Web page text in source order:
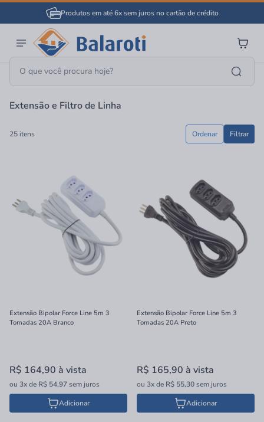
Produtos em até 6x sem juros no cartão de crédito
Página Inicial Material Elétrico
Extensão e Filtro de Linha
25 itens Filtrar
Ordenar
Extensão Bipolar Force Line 5m 3
Tomadas 20A Branco
R$ 164,90 à vista
ou 3xde R$ 54,97sem juros
Adicionar
Extensão Bipolar Force Line 5m 3
Tomadas 20A Preto
R$ 165,90 à vista
ou 3xde R$ 55,30sem juros
Adicionar